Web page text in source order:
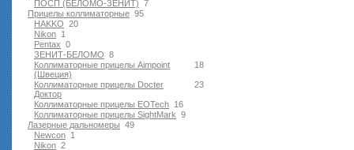
7
ПОСП (БЕЛОМО-ЗЕНИТ)
95
Прицелы коллиматорные
20
HAKKO
1
Nikon
0
Pentax
8
ЗЕНИТ-БЕЛОМО
18
Коллиматорные прицелы Aimpoint
(Швеция)
23
Коллиматорные прицелы Docter
Доктор
16
Коллиматорные прицелы EOTech
9
Коллиматорные прицелы SightMark
49
Лазерные дальномеры
1
Newcon
2
Nikon